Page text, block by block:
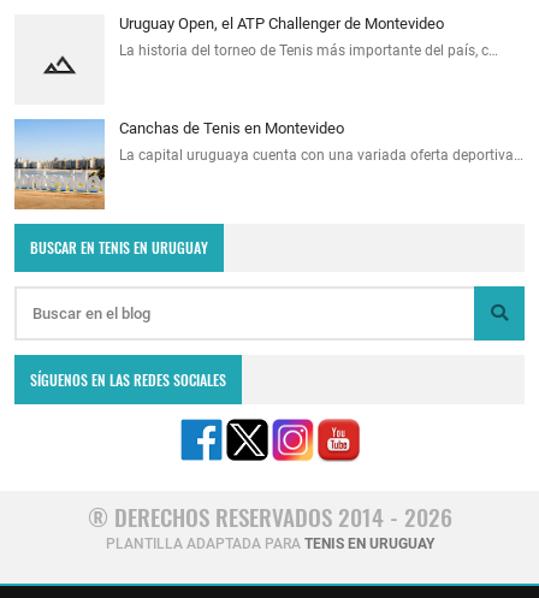
Uruguay Open, el ATP Challenger de Montevideo
La historia del torneo de Tenis más importante del país, c…
Canchas de Tenis en Montevideo
La capital uruguaya cuenta con una variada oferta deportiva…
BUSCAR EN TENIS EN URUGUAY
SÍGUENOS EN LAS REDES SOCIALES
® DERECHOS RESERVADOS 2014 - 2026
PLANTILLA ADAPTADA PARA TENIS EN URUGUAY